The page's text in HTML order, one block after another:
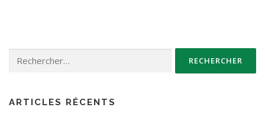
n
ARTICLES RÉCENTS